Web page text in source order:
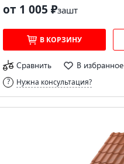
от 1 005 ₽зашт
В КОРЗИНУ
Сравнить В избранное
Нужна консультация?